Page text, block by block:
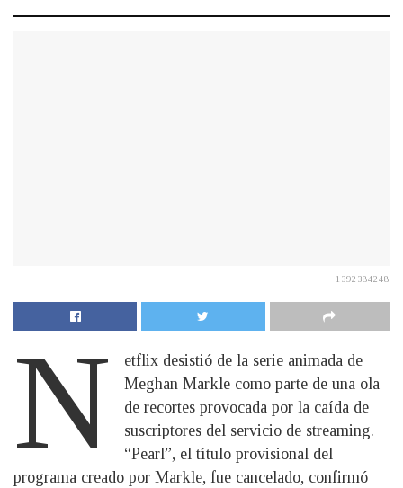
1392384248
N
etflix desistió de la serie animada de
Meghan Markle como parte de una ola
de recortes provocada por la caída de
suscriptores del servicio de streaming.
“Pearl”, el título provisional del
programa creado por Markle, fue cancelado, confirmó